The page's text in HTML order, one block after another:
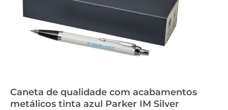
Caneta de qualidade com acabamentos
metálicos tinta azul Parker IM Silver